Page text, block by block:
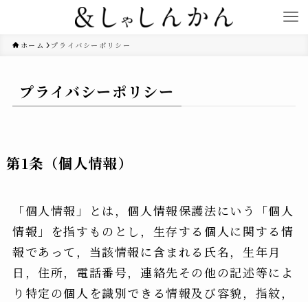
ホーム プライバシーポリシー
プライバシーポリシー
第1条（個人情報）
「個人情報」とは，個人情報保護法にいう「個人
情報」を指すものとし，生存する個人に関する情
報であって，当該情報に含まれる氏名，生年月
日，住所，電話番号，連絡先その他の記述等によ
り特定の個人を識別できる情報及び容貌，指紋，